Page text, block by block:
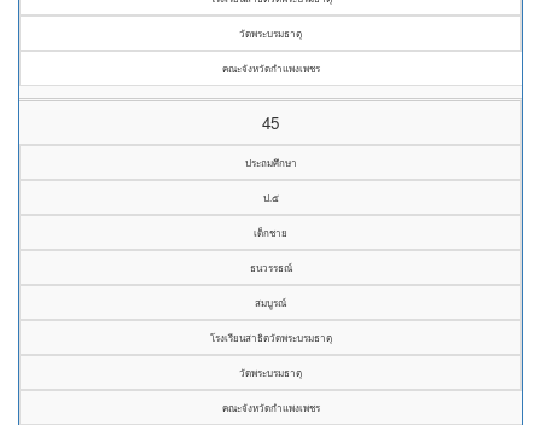
วัดพระบรมธาตุ
คณะจังหวัดกำแพงเพชร
45
ประถมศึกษา
ป.๕
เด็กชาย
ธนวรรธณ์
สมบูรณ์
โรงเรียนสาธิตวัดพระบรมธาตุ
วัดพระบรมธาตุ
คณะจังหวัดกำแพงเพชร